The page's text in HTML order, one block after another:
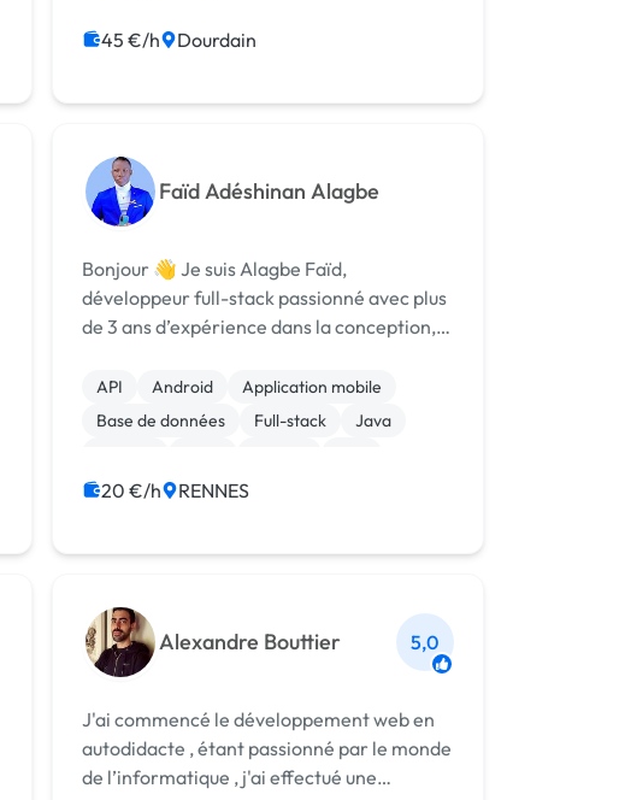
45 €/h Dourdain
Faïd Adéshinan Alagbe
Bonjour 👋 Je suis Alagbe Faïd,
développeur full-stack passionné avec plus
de 3 ans d’expérience dans la conception,
solutions web et mobiles sur mesure. Je suis
également le fondateur de FADESoft, une
API Android
Application mobile
Base de données
Full-stack
Java
20 €/h RENNES
Alexandre Bouttier 5,0
J'ai commencé le développement web en
autodidacte , étant passionné par le monde
de l’informatique , j'ai effectué une